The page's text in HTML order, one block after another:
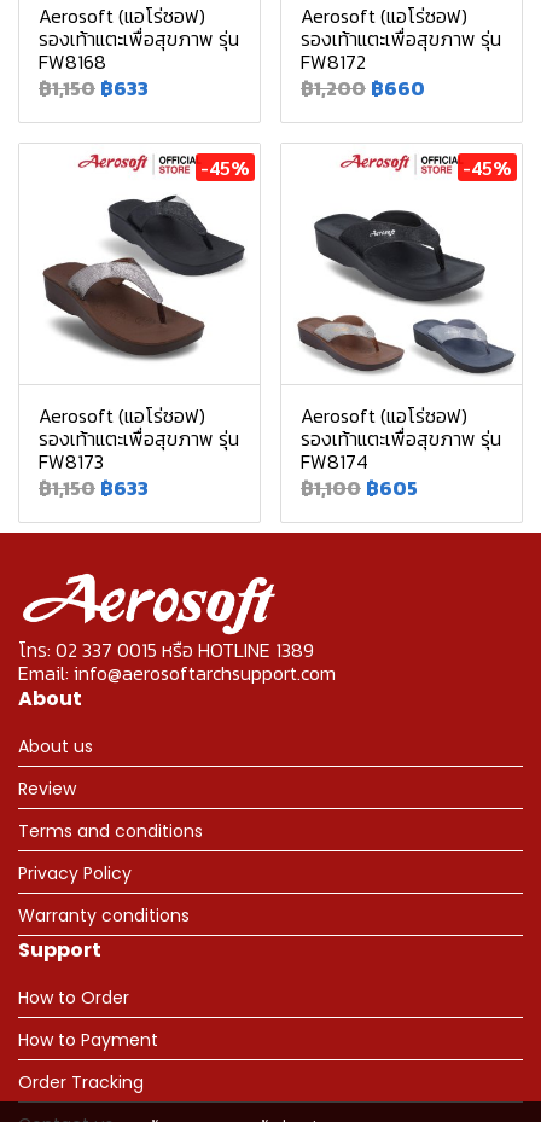
Aerosoft (แอโร่ซอฟ)
รองเท้าแตะเพื่อสุขภาพ รุ่น
FW8168
฿1,150 ฿633
Aerosoft (แอโร่ซอฟ)
รองเท้าแตะเพื่อสุขภาพ รุ่น
FW8172
฿1,200 ฿660
-45%
Aerosoft (แอโร่ซอฟ)
รองเท้าแตะเพื่อสุขภาพ รุ่น
FW8173
฿1,150 ฿633
-45%
Aerosoft (แอโร่ซอฟ)
รองเท้าแตะเพื่อสุขภาพ รุ่น
FW8174
฿1,100 ฿605
โทร: 02 337 0015 หรือ HOTLINE 1389
Email: info@aerosoftarchsupport.com
About
About us
Review
Terms and conditions
Privacy Policy
Warranty conditions
Support
How to Order
How to Payment
Order Tracking